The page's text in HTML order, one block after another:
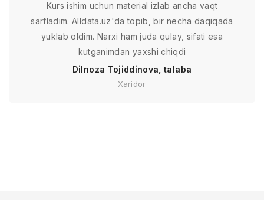
Kurs ishim uchun material izlab ancha vaqt
sarfladim. Alldata.uz'da topib, bir necha daqiqada
yuklab oldim. Narxi ham juda qulay, sifati esa
kutganimdan yaxshi chiqdi
Dilnoza Tojiddinova, talaba
Xaridor